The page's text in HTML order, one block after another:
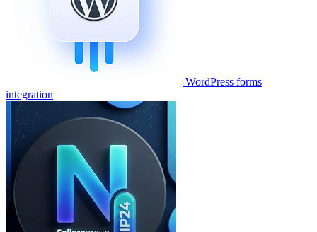
WordPress forms
integration